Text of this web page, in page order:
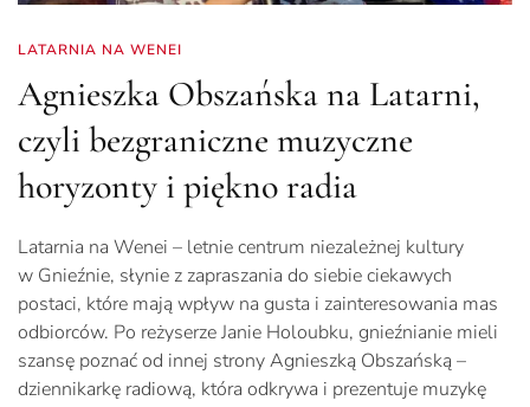
LATARNIA NA WENEI
Agnieszka Obszańska na Latarni,
czyli bezgraniczne muzyczne
horyzonty i piękno radia
Latarnia na Wenei – letnie centrum niezależnej kultury
w Gnieźnie, słynie z zapraszania do siebie ciekawych
postaci, które mają wpływ na gusta i zainteresowania mas
odbiorców. Po reżyserze Janie Holoubku, gnieźnianie mieli
szansę poznać od innej strony Agnieszką Obszańską –
dziennikarkę radiową, która odkrywa i prezentuje muzykę